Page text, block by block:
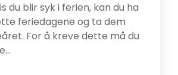
du blir syk i ferien, kan du ha
feriedagene og ta dem
For å kreve dette må du